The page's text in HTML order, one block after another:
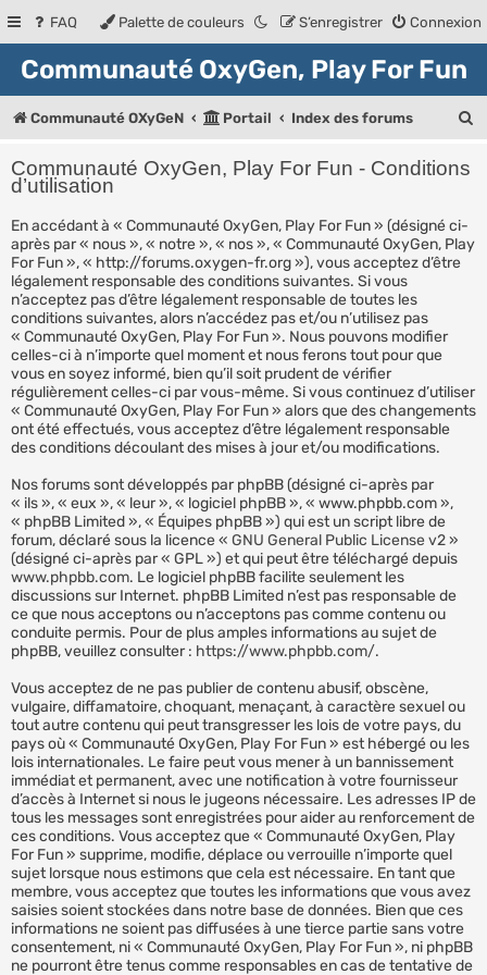
FAQ Connexion
S’enregistrer
Palette de couleurs
Communauté OxyGen, Play For Fun
Communauté OXyGeN Portail Index des forums
Communauté OxyGen, Play For Fun - Conditions
d’utilisation
En accédant à « Communauté OxyGen, Play For Fun » (désigné ci-
après par « nous », « notre », « nos », « Communauté OxyGen, Play
For Fun », « http://forums.oxygen-fr.org »), vous acceptez d’être
légalement responsable des conditions suivantes. Si vous
n’acceptez pas d’être légalement responsable de toutes les
conditions suivantes, alors n’accédez pas et/ou n’utilisez pas
« Communauté OxyGen, Play For Fun ». Nous pouvons modifier
celles-ci à n’importe quel moment et nous ferons tout pour que
vous en soyez informé, bien qu’il soit prudent de vérifier
régulièrement celles-ci par vous-même. Si vous continuez d’utiliser
« Communauté OxyGen, Play For Fun » alors que des changements
ont été effectués, vous acceptez d’être légalement responsable
des conditions découlant des mises à jour et/ou modifications.
Nos forums sont développés par phpBB (désigné ci-après par
« ils », « eux », « leur », « logiciel phpBB », « www.phpbb.com »,
« phpBB Limited », « Équipes phpBB ») qui est un script libre de
forum, déclaré sous la licence « GNU General Public License v2»
(désigné ci-après par « GPL ») et qui peut être téléchargé depuis
www.phpbb.com. Le logiciel phpBB facilite seulement les
discussions sur Internet. phpBB Limited n’est pas responsable de
ce que nous acceptons ou n’acceptons pas comme contenu ou
conduite permis. Pour de plus amples informations au sujet de
phpBB, veuillez consulter : https://www.phpbb.com/.
Vous acceptez de ne pas publier de contenu abusif, obscène,
vulgaire, diffamatoire, choquant, menaçant, à caractère sexuel ou
tout autre contenu qui peut transgresser les lois de votre pays, du
pays où « Communauté OxyGen, Play For Fun » est hébergé ou les
lois internationales. Le faire peut vous mener à un bannissement
immédiat et permanent, avec une notification à votre fournisseur
d’accès à Internet si nous le jugeons nécessaire. Les adresses IP de
tous les messages sont enregistrées pour aider au renforcement de
ces conditions. Vous acceptez que « Communauté OxyGen, Play
For Fun » supprime, modifie, déplace ou verrouille n’importe quel
sujet lorsque nous estimons que cela est nécessaire. En tant que
membre, vous acceptez que toutes les informations que vous avez
saisies soient stockées dans notre base de données. Bien que ces
informations ne soient pas diffusées à une tierce partie sans votre
consentement, ni « Communauté OxyGen, Play For Fun », ni phpBB
ne pourront être tenus comme responsables en cas de tentative de